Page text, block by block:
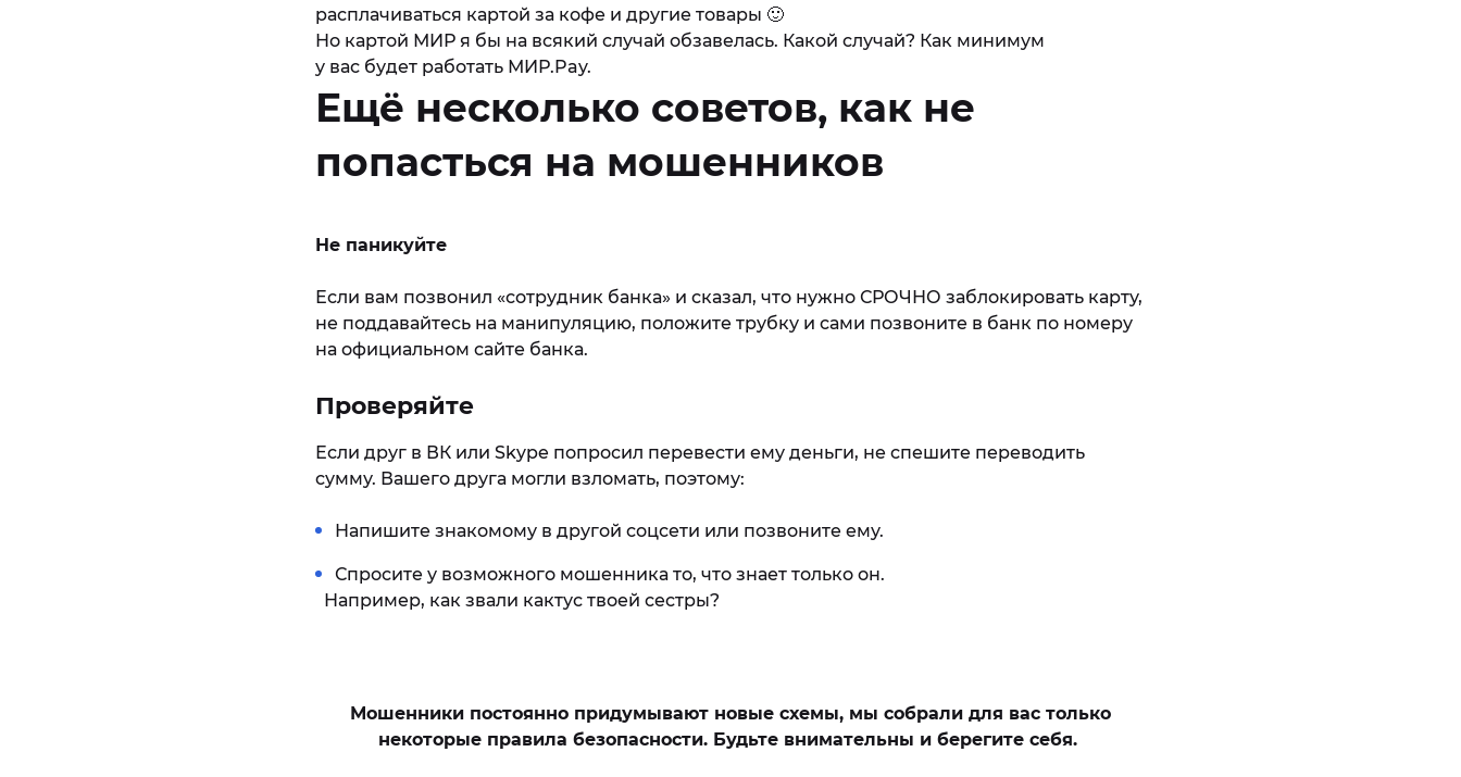
расплачиваться картой за кофе и другие товары 🙂
Но картой МИР я бы на всякий случай обзавелась. Какой случай? Как минимум
у вас будет работать МИР.Pay.
Ещё несколько советов, как не
попасться на мошенников
Не паникуйте
Если вам позвонил «сотрудник банка» и сказал, что нужно СРОЧНО заблокировать карту,
не поддавайтесь на манипуляцию, положите трубку и сами позвоните в банк по номеру
на официальном сайте банка.
Проверяйте​
Если друг в ВК или Skype попросил перевести ему деньги, не спешите переводить
сумму. Вашего друга могли взломать, поэтому:
Напишите знакомому в другой соцсети или позвоните ему.
Спросите у возможного мошенника то, что знает только он.
Например, как звали кактус твоей сестры?
Мошенники постоянно придумывают новые схемы, мы собрали для вас только
некоторые правила безопасности. Будьте внимательны и берегите себя.